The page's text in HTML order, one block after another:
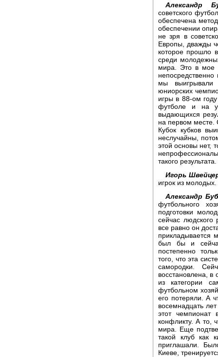
Александр
советского
обеспечена
обеспечении
не зря в
Европы, дважды
которое прошло
среди
мира. Это в мое
мы
юниорских
игры в 88-ом
футболе и на
выдающихся
на первом месте.
Кубок кубков
неслучайны,
этой основы нет,
такого результата.
Игорь
игрок из молодых.
Александр
футбольного
подготовки
сейчас
все равно он
прикладывается
был бы и
постепенно
того, что эта
самородки.
восстановлена,
из категории
футбольном
его потеряли. А
восемнадцать
этот чемпионат
конфликту. А то,
мира. Еще
такой клуб как
приглашали.
Киеве,